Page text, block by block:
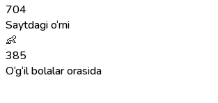
704
Saytdagi o‘rni
👶
385
O‘g‘il bolalar orasida